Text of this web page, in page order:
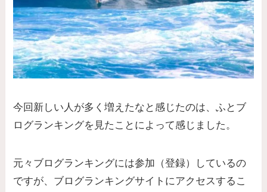
今回新しい人が多く増えたなと感じたのは、ふとブ
ログランキングを見たことによって感じました。
元々ブログランキングには参加（登録）しているの
ですが、ブログランキングサイトにアクセスするこ